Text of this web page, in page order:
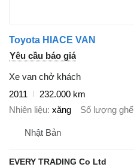
Toyota HIACE VAN
Yêu cầu báo giá
Xe van chở khách
2011
232.000 km
Nhiên liệu xăng Số lượng ghế
Nhật Bản
EVERY TRADING Co Ltd